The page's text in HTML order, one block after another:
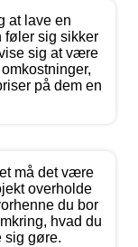
at lave en
føler sig sikker
sig at være
på dem en
må det være
overholde
du bor
hvad du
sig gøre.